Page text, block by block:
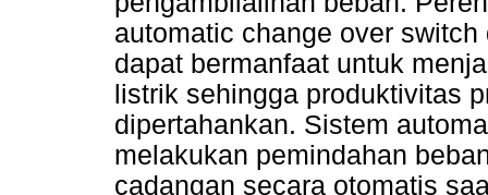
automatic change over
dapat bermanfaat untuk
listrik sehingga produktivitas
dipertahankan. Sistem
melakukan pemindahan
cadangan secara otomatis